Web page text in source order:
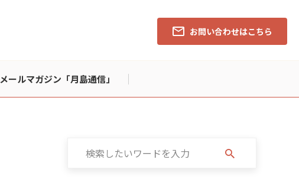
お問い合わせはこちら
メールマガジン「月島通信」